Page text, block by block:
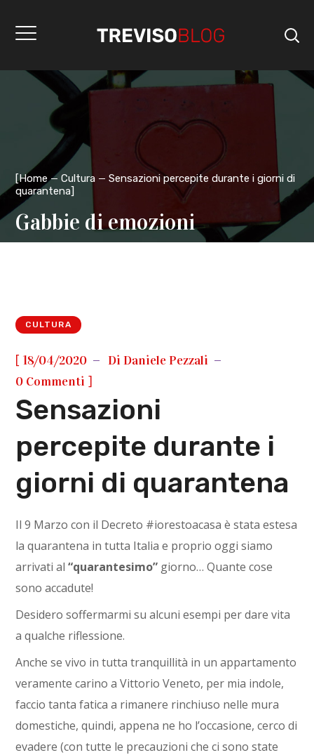
[Home Cultura
Sensazioni percepite durante i giorni di
quarantena]
Gabbie di emozioni
CULTURA
[18/04/2020 DiDaniele Pezzali
0 Commenti ]
Sensazioni
percepite durante i
giorni di quarantena
Il 9 Marzo con il Decreto #iorestoacasa è stata estesa
la quarantena in tutta Italia e proprio oggi siamo
arrivati al“quarantesimo” giorno… Quante cose
sono accadute!
Desidero soffermarmi su alcuni esempi per dare vita
a qualche riflessione.
Anche se vivo in tutta tranquillità in un appartamento
veramente carino a Vittorio Veneto, per mia indole,
faccio tanta fatica a rimanere rinchiuso nelle mura
domestiche, quindi, appena ne ho l’occasione, cerco di
evadere (con tutte le precauzioni che ci sono state